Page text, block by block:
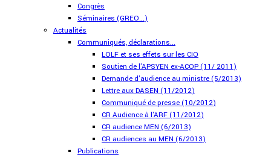
Congrès
Séminaires (GREO...)
Actualités
Communiqués, déclarations...
LOLF et ses effets sur les CIO
Soutien de l'APSYEN ex-ACOP (11/ 2011)
Demande d'audience au ministre (5/2013)
Lettre aux DASEN (11/2012)
Communiqué de presse (10/2012)
CR Audience à l'ARF (11/2012)
CR audience MEN (6/2013)
CR audiences au MEN (6/2013)
Publications